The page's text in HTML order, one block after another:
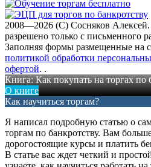
2008—2026 (C) Сосняков Алексей
разрешено только с письменного
Заполняя формы размещенные на
политикой обработки
офертой. .
Книга: Как покупать на торгах по
О книге
Как научиться торгам?
Я написал подробную статью о
торгам по банкротству. Вам
дорогостоящие курсы и платить
В статье вас ждет четкий и